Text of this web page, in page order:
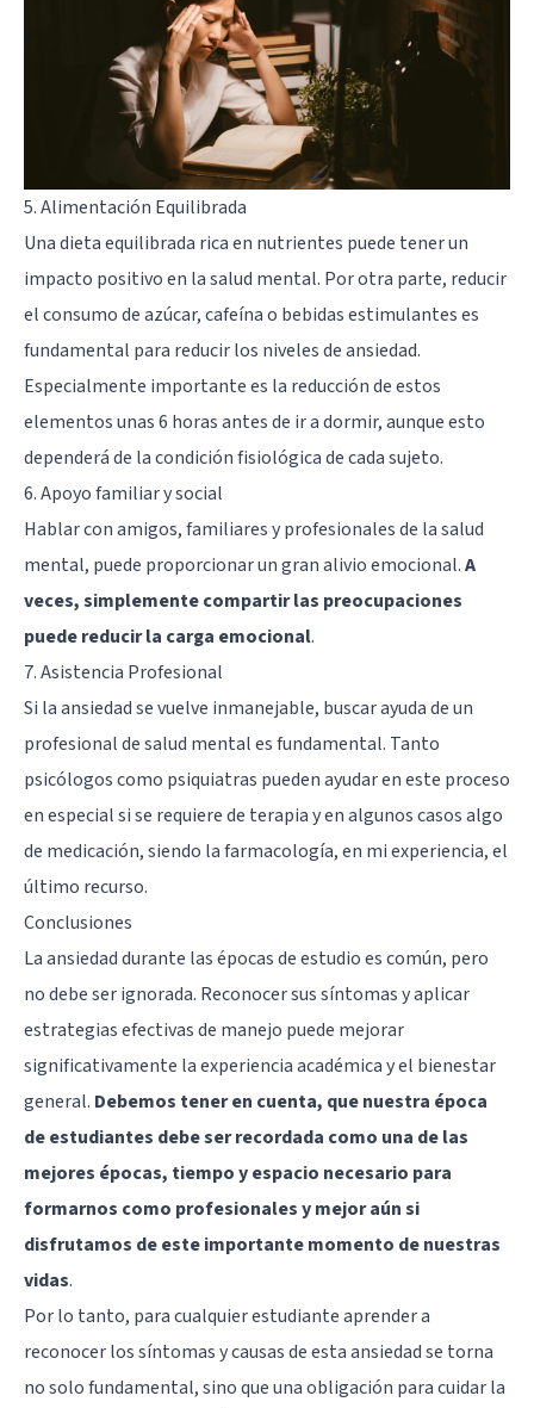
5. Alimentación Equilibrada
Una dieta equilibrada rica en nutrientes puede tener un
impacto positivo en la salud mental. Por otra parte, reducir
el consumo de azúcar, cafeína o bebidas estimulantes es
fundamental para reducir los niveles de ansiedad.
Especialmente importante es la reducción de estos
elementos unas 6 horas antes de ir a dormir, aunque esto
dependerá de la condición fisiológica de cada sujeto.
6. Apoyo familiar y social
Hablar con amigos, familiares y profesionales de la salud
mental, puede proporcionar un gran alivio emocional.A
veces, simplemente compartir las preocupaciones
puede reducir la carga emocional.
7. Asistencia Profesional
Si la ansiedad se vuelve inmanejable, buscar ayuda de un
profesional de salud mental es fundamental. Tanto
psicólogos como psiquiatras pueden ayudar en este proceso
en especial si se requiere de terapia y en algunos casos algo
de medicación, siendo la farmacología, en mi experiencia, el
último recurso.
Conclusiones
La ansiedad durante las épocas de estudio es común, pero
no debe ser ignorada. Reconocer sus síntomas y aplicar
estrategias efectivas de manejo puede mejorar
significativamente la experiencia académica y el bienestar
general. Debemos tener en cuenta, que nuestra época
de estudiantes debe ser recordada como una de las
mejores épocas, tiempo y espacio necesario para
formarnos como profesionales y mejor aún si
disfrutamos de este importante momento de nuestras
vidas.
Por lo tanto, para cualquier estudiante aprender a
reconocer los síntomas y causas de esta ansiedad se torna
no solo fundamental, sino que una obligación para cuidar la